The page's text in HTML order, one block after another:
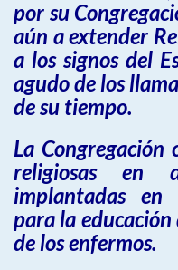
por su
aún a extender
a los signos del
agudo de los
de su tiempo.
La Congregación
religiosas en
implantadas en
para la educación
de los enfermos.